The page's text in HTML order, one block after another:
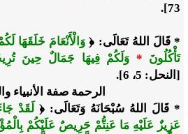
73].
* قَالَ اللهُ تَعَالَى: ﴿ وَالْأَنْعَامَ خَلَقَهَا
تَأْكُلُونَ * وَلَكُمْ فِيهَا جَمَالٌ حِينَ
[النحل: 5، 6].
الرحمة صفة الأنبياء
* قَالَ اللهُ سُبْحَانَهُ وَتَعَالَى: ﴿ لَقَدْ
عَزِيزٌ عَلَيْهِ مَا عَنِتُّمْ حَرِيصٌ عَلَيْكُمْ